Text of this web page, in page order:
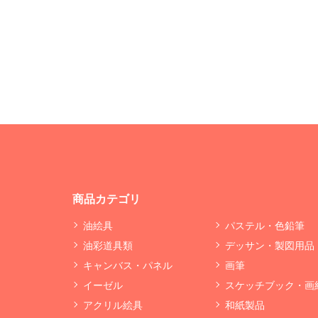
商品カテゴリ
油絵具
油彩道具類
キャンバス・パネル
イーゼル
アクリル絵具
パステル・色鉛筆
デッサン・製図用品
画筆
スケッチブック・画
和紙製品